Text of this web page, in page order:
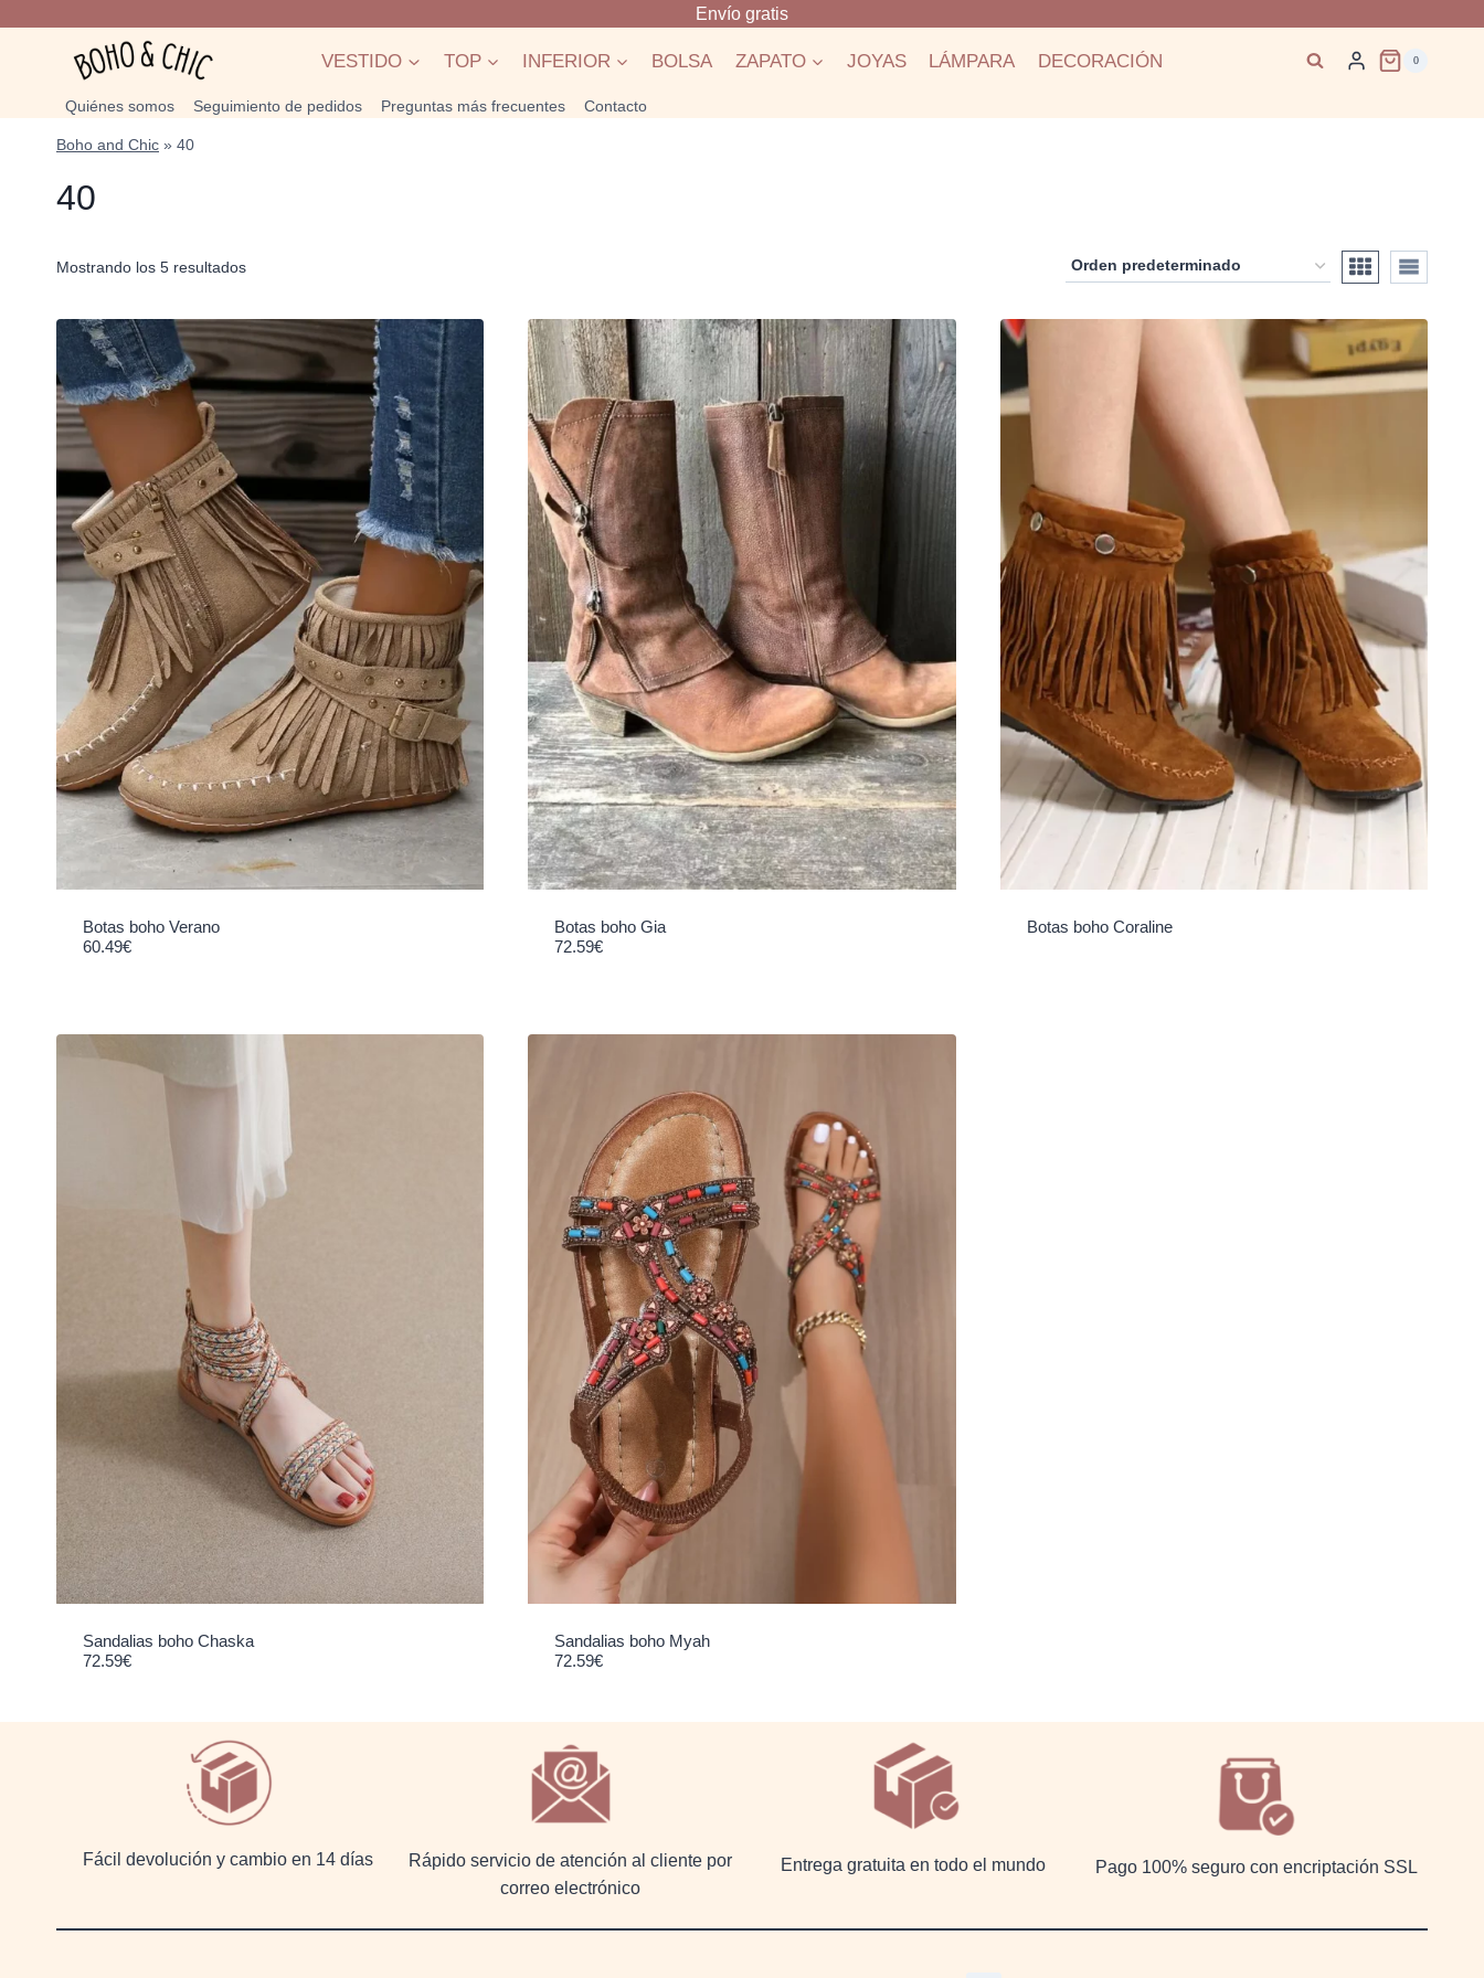
contenido
Envío gratis
VESTIDO TOP INFERIOR BOLSA ZAPATO JOYAS LÁMPARA DECORACIÓN 0
Quiénes somos Seguimiento de pedidos Preguntas más frecuentes Contacto
Boho and Chic » 40
40
Mostrando los 5 resultados
Botas boho Verano
60.49€
Botas boho Gia
72.59€
Botas boho Coraline
Sandalias boho Chaska
72.59€
Sandalias boho Myah
72.59€
Fácil devolución y cambio en 14 días
Rápido servicio de atención al cliente por
correo electrónico
Entrega gratuita en todo el mundo Pago 100% seguro con encriptación SSL